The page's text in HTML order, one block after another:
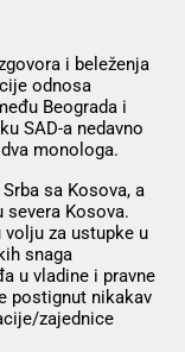
i beleženja
odnosa
Beograda i
SAD-a nedavno
monologa.
sa Kosova, a
Kosova.
volju za ustupke u
snaga
u vladine i pravne
postignut nikakav
zajednice